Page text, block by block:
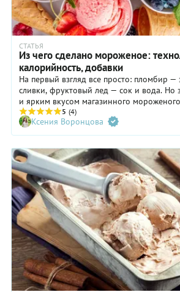
СТАТЬЯ
Из чего сделано мороженое:
калорийность, добавки
На первый взгляд все просто: пломбир —
сливки, фруктовый лед — сок и вода. Но
и ярким вкусом магазинного
сложные технологии. В этом материале
добиваются воздушности и нежности,
растительные жиры, какие пищевые
ГОСТу и сколько калорий в самых легких
мороженого.
5 (4)
Ксения Воронцова